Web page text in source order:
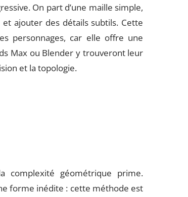
On part d’une maille simple,
ajouter des détails subtils. Cette
personnages, car elle offre une
Max ou Blender y trouveront leur
et la topologie.
complexité géométrique prime.
forme inédite : cette méthode est